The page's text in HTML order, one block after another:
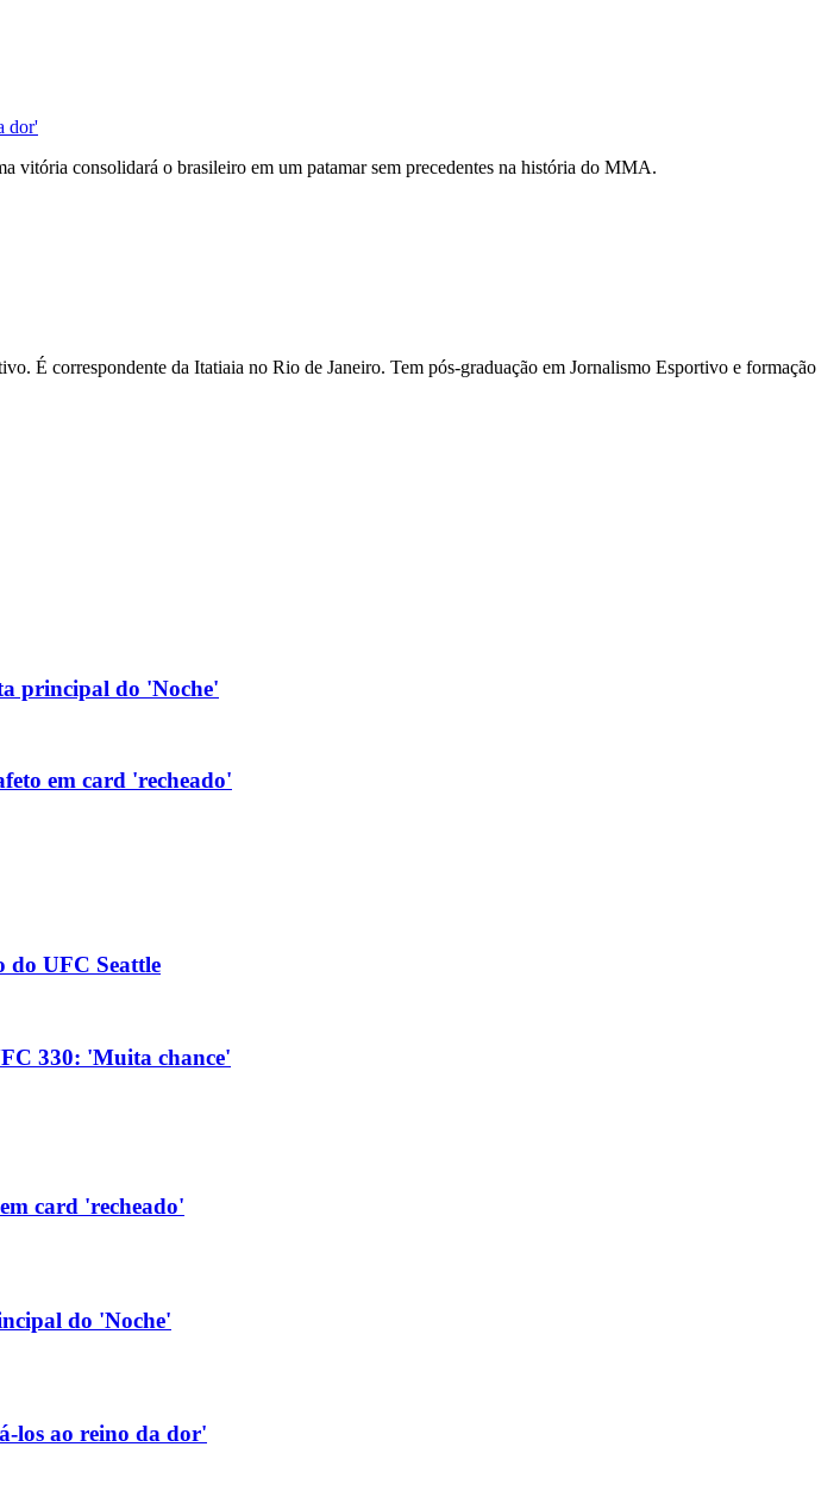
dor'
vitória consolidará o brasileiro em um patamar sem precedentes na história do MMA.
É correspondente da Itatiaia no Rio de Janeiro. Tem pós-graduação em Jornalismo Esportivo e formação
principal do 'Noche'
em card 'recheado'
do UFC Seattle
330: 'Muita chance'
card 'recheado'
do 'Noche'
los ao reino da dor'